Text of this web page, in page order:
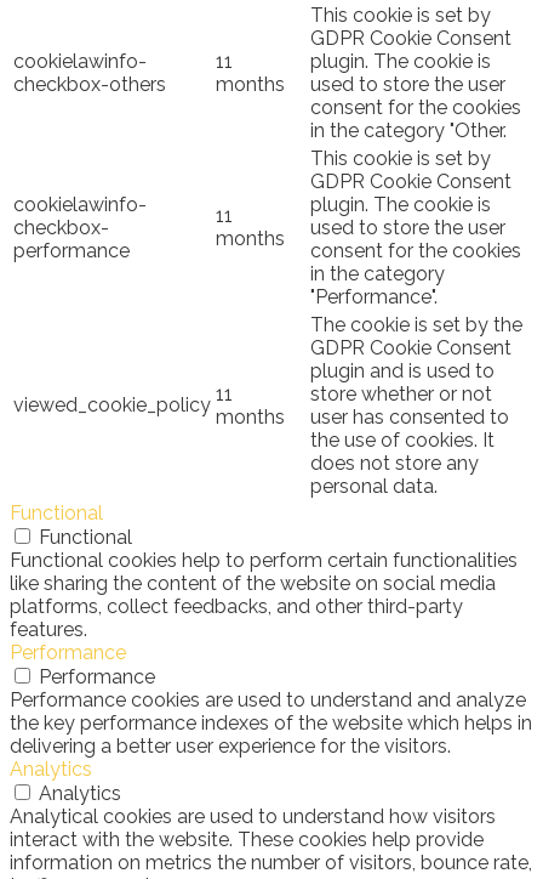
cookielawinfo-
checkbox-others
11
months
This cookie is set by
GDPR Cookie Consent
plugin. The cookie is
used to store the user
consent for the cookies
in the category "Other.
cookielawinfo-
checkbox-
performance
11
months
This cookie is set by
GDPR Cookie Consent
plugin. The cookie is
used to store the user
consent for the cookies
in the category
"Performance".
viewed_cookie_policy 11
months
The cookie is set by the
GDPR Cookie Consent
plugin and is used to
store whether or not
user has consented to
the use of cookies. It
does not store any
personal data.
Functional
Functional
Functional cookies help to perform certain functionalities
like sharing the content of the website on social media
platforms, collect feedbacks, and other third-party
features.
Performance
Performance
Performance cookies are used to understand and analyze
the key performance indexes of the website which helps in
delivering a better user experience for the visitors.
Analytics
Analytics
Analytical cookies are used to understand how visitors
interact with the website. These cookies help provide
information on metrics the number of visitors, bounce rate,